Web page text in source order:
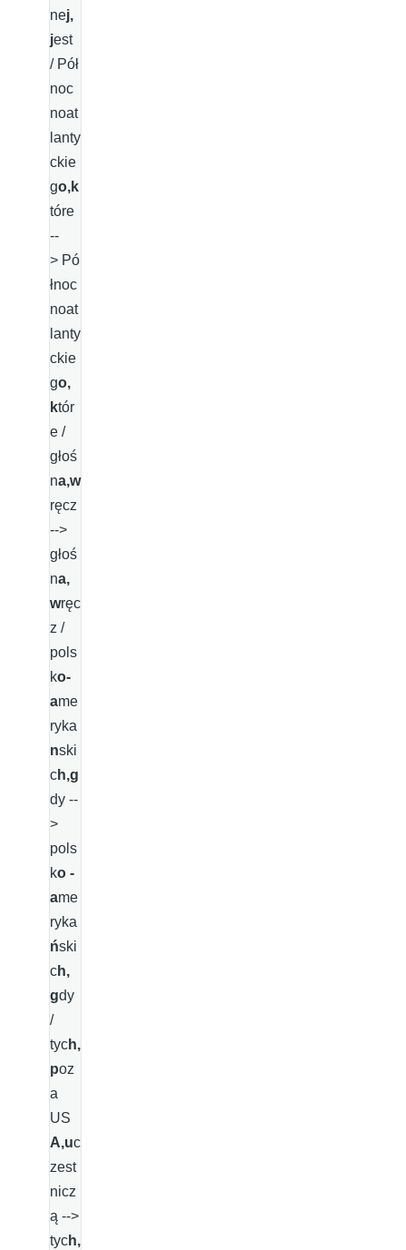
nej,
jest
/ Pół
noc
noat
lanty
ckie
go,k
tóre
--
> Pó
łnoc
noat
lanty
ckie
go,
któr
e /
głoś
na,w
ręcz
-->
głoś
na,
wręc
z /
pols
ko-
ame
ryka
nski
ch,g
dy --
>
pols
ko -
ame
ryka
ński
ch,
gdy
/
tych,
poz
a
US
A,uc
zest
nicz
ą -->
tych,